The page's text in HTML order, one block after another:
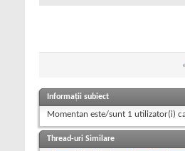
Informații subiect
Momentan este/sunt 1 utilizator(i)
Thread-uri Similare